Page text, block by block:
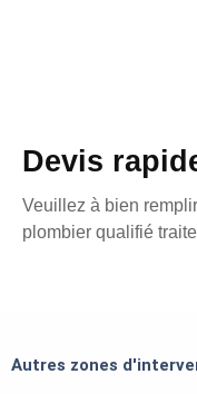
Devis
Veuillez à bien
plombier qualifié
Autres zones